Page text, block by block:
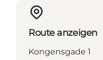
Route anzeigen
Kongensgade 1